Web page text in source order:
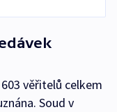
věřitelů celkem
Soud v